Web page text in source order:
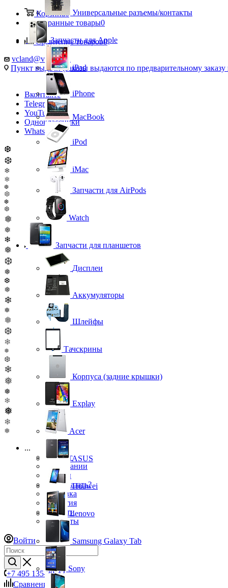
Корзина0
Избранные товары0
Сравнение товаров0
vcland@vcland.ru
Пункт выдачи (заказы выдаются по предварительному заказу
Вконтакте
Telegram
YouTube
Одноклассники
WhatsApp
❆
❆
❄
❄
❆
❆
❆
❆
❅
❅
❄
❅
❆
❅
❆
❅
❄
❅
❅
❆
❄
❅
❆
❄
❅
❅
❄
❅
❄
❅
...
Каталог
О компании
Бренды
Как заказать?
Доставка
Гарантия
Новости
Контакты
Войти
+7 495 135-39-43
Сравнение
0
Универсальные разъемы/контакты
Запчасти для Apple
iPad
iPhone
MacBook
iPod
iMac
Запчасти для AirPods
Watch
Запчасти для планшетов
Дисплеи
Аккумуляторы
Шлейфы
Тачскрины
Корпуса (задние крышки)
Explay
Acer
ASUS
Huawei
Lenovo
Samsung Galaxy Tab
Sony